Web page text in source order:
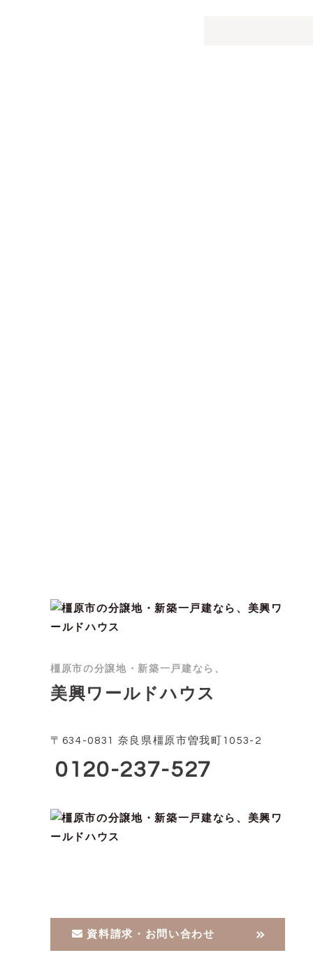
橿原市の分譲地・新築一戸建なら、
美興ワールドハウス
〒634-0831 奈良県橿原市曽我町1053-2
0120-237-527
資料請求・お問い合わせ